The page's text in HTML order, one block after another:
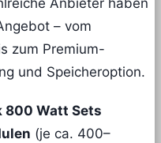
Anbieter haben
– vom
zum Premium-
und Speicheroption.
800 Watt Sets
(je ca. 400–